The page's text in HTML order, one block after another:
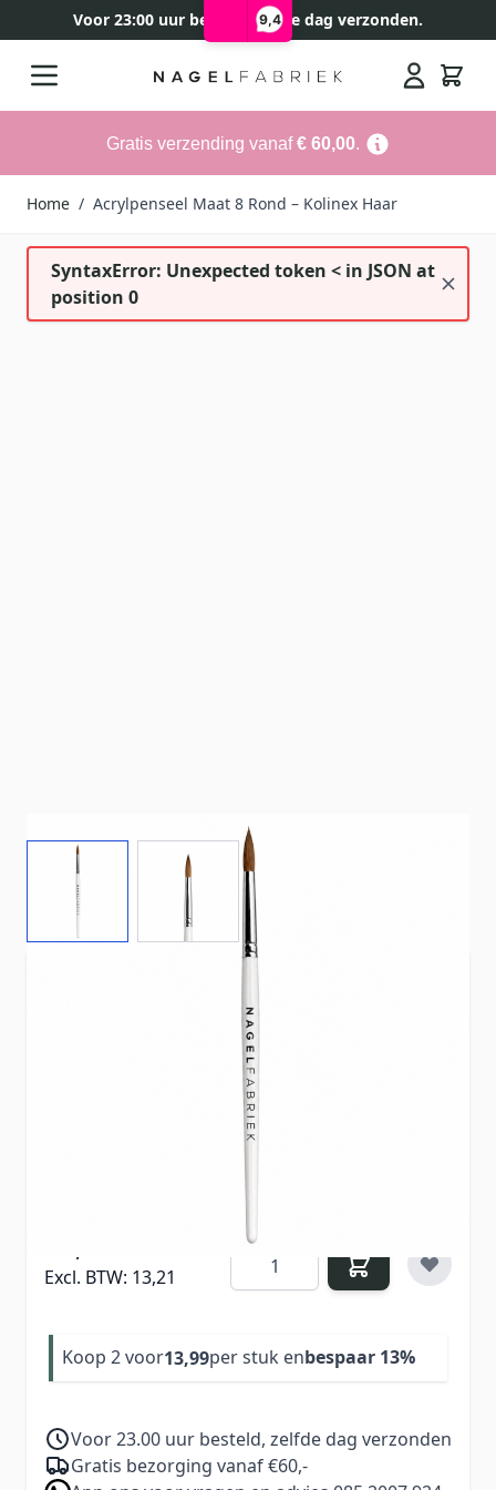
9,4
Voor 23:00 uur besteld, zelfde dag verzonden.
Gratis verzending vanaf€ 60,00.
Home / Acrylpenseel Maat 8 Rond – Kolinex Haar
SyntaxError: Unexpected token < in JSON at
position 0
View larger imageView larger image
Acrylpenseel maat 8 met Kolinex haren: een
vegan alternatief voor marterhaar. Ideaal voor
wie nauwkeurig wil werken zonder natuurlijke
haren te gebruiken, met goede controle en een
gelijkmatige acrylapplicatie.
Excl. BTW: 13,21
Aantal
Koop 2 voor13,99per stuk enbespaar 13%
Voor 23.00 uur besteld, zelfde dag verzonden
Gratis bezorging vanaf €60,-